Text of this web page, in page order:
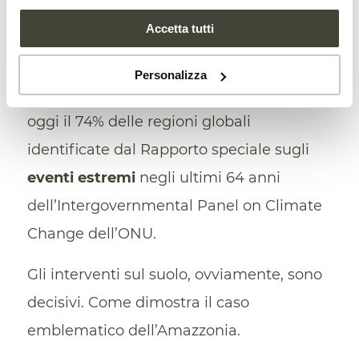
Accetta tutti
Personalizza
sempre più frequente su scala globale
proprio a causa del cambiamento
fenomeno, nel dettaglio, interesserebbe
oggi il 74% delle regioni globali
identificate dal Rapporto speciale sugli
eventi estreminegli ultimi 64 anni
dell’Intergovernmental Panel on Climate
Change dell’ONU.
Gli interventi sul suolo, ovviamente, sono
decisivi. Come dimostra il caso
emblematico dell’Amazzonia.